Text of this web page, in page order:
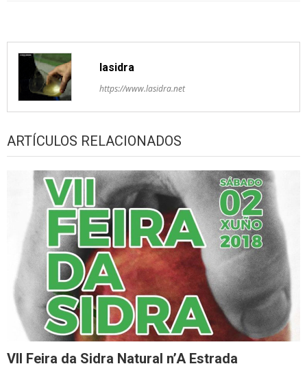
lasidra
https://www.lasidra.net
ARTÍCULOS RELACIONADOS
VII Feira da Sidra Natural n’A Estrada